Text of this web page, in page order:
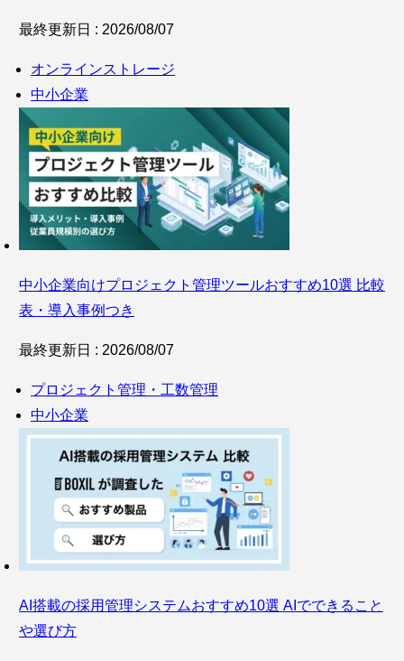
最終更新日 : 2026/08/07
オンラインストレージ
中小企業
中小企業向けプロジェクト管理ツールおすすめ10選 比較
表・導入事例つき
最終更新日 : 2026/08/07
プロジェクト管理・工数管理
中小企業
AI搭載の採用管理システムおすすめ10選 AIでできること
や選び方